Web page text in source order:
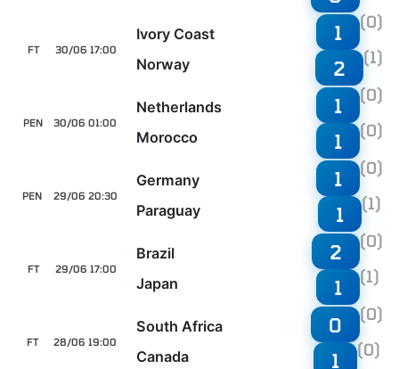
30/06 17:00
FT
Ivory Coast
Norway
1 (0)
2 (1)
30/06 01:00
PEN
Netherlands
Morocco
1 (0)
1 (0)
29/06 20:30
PEN
Germany
Paraguay
1 (0)
1 (1)
29/06 17:00
FT
Brazil
Japan
2 (0)
1 (1)
28/06 19:00
FT
South Africa
Canada
0 (0)
1 (0)